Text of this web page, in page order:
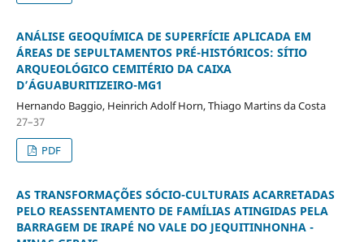
ANÁLISE GEOQUÍMICA DE SUPERFÍCIE APLICADA EM
ÁREAS DE SEPULTAMENTOS PRÉ-HISTÓRICOS: SÍTIO
ARQUEOLÓGICO CEMITÉRIO DA CAIXA
D’ÁGUABURITIZEIRO-MG1
Hernando Baggio, Heinrich Adolf Horn, Thiago Martins da Costa
27–37
PDF
AS TRANSFORMAÇÕES SÓCIO-CULTURAIS ACARRETADAS
PELO REASSENTAMENTO DE FAMÍLIAS ATINGIDAS PELA
BARRAGEM DE IRAPÉ NO VALE DO JEQUITINHONHA -